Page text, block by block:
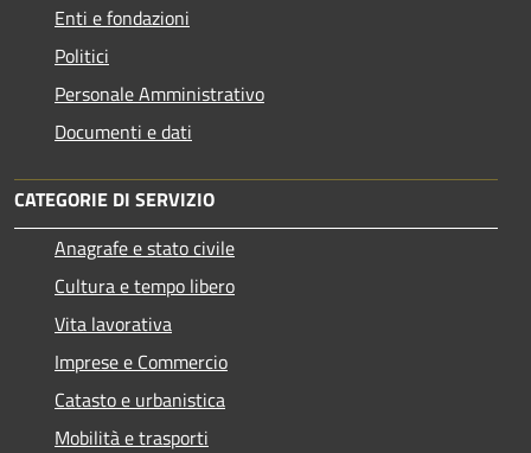
Enti e fondazioni
Politici
Personale Amministrativo
Documenti e dati
CATEGORIE DI SERVIZIO
Anagrafe e stato civile
Cultura e tempo libero
Vita lavorativa
Imprese e Commercio
Catasto e urbanistica
Mobilità e trasporti